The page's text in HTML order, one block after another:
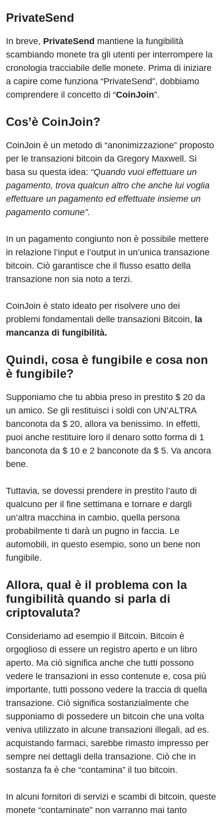
PrivateSend
In breve, PrivateSend mantiene la fungibilità
scambiando monete tra gli utenti per interrompere la
cronologia tracciabile delle monete. Prima di iniziare
a capire come funziona “PrivateSend”, dobbiamo
comprendere il concetto di “CoinJoin”.
Cos’è CoinJoin?
CoinJoin è un metodo di “anonimizzazione” proposto
per le transazioni bitcoin da Gregory Maxwell. Si
basa su questa idea: “Quando vuoi effettuare un
pagamento, trova qualcun altro che anche lui voglia
effettuare un pagamento ed effettuate insieme un
pagamento comune”.
In un pagamento congiunto non è possibile mettere
in relazione l’input e l’output in un’unica transazione
bitcoin. Ciò garantisce che il flusso esatto della
transazione non sia noto a terzi.
CoinJoin è stato ideato per risolvere uno dei
problemi fondamentali delle transazioni Bitcoin, la
mancanza di fungibilità.
Quindi, cosa è fungibile e cosa non
è fungibile?
Supponiamo che tu abbia preso in prestito $ 20 da
un amico. Se gli restituisci i soldi con UN’ALTRA
banconota da $ 20, allora va benissimo. In effetti,
puoi anche restituire loro il denaro sotto forma di 1
banconota da $ 10 e 2 banconote da $ 5. Va ancora
bene.
Tuttavia, se dovessi prendere in prestito l’auto di
qualcuno per il fine settimana e tornare e dargli
un’altra macchina in cambio, quella persona
probabilmente ti darà un pugno in faccia. Le
automobili, in questo esempio, sono un bene non
fungibile.
Allora, qual è il problema con la
fungibilità quando si parla di
criptovaluta?
Consideriamo ad esempio il Bitcoin. Bitcoin è
orgoglioso di essere un registro aperto e un libro
aperto. Ma ciò significa anche che tutti possono
vedere le transazioni in esso contenute e, cosa più
importante, tutti possono vedere la traccia di quella
transazione. Ciò significa sostanzialmente che
supponiamo di possedere un bitcoin che una volta
veniva utilizzato in alcune transazioni illegali, ad es.
acquistando farmaci, sarebbe rimasto impresso per
sempre nei dettagli della transazione. Ciò che in
sostanza fa è che “contamina” il tuo bitcoin.
In alcuni fornitori di servizi e scambi di bitcoin, queste
monete “contaminate” non varranno mai tanto